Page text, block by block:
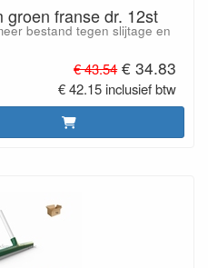
groen franse dr. 12st
bestand tegen slijtage en
€ 43.54 € 34.83
€ 42.15 inclusief btw